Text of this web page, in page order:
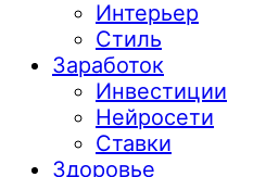
Интерьер
Стиль
Заработок
Инвестиции
Нейросети
Ставки
Здоровье